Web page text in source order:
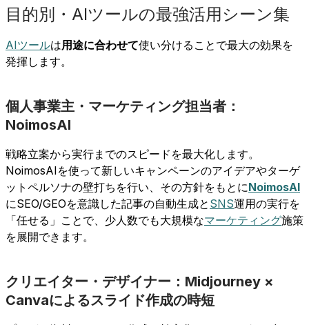
目的別・AIツールの最強活用シーン集
AIツールは用途に合わせて使い分けることで最大の効果を
発揮します。
個人事業主・マーケティング担当者：
NoimosAI
戦略立案から実行までのスピードを最大化します。
NoimosAIを使って新しいキャンペーンのアイデアやターゲ
ットペルソナの壁打ちを行い、その方針をもとにNoimosAI
にSEO/GEOを意識した記事の自動生成と SNS運用の実行を
「任せる」ことで、少人数でも大規模なマーケティング施策
を展開できます。
クリエイター・デザイナー：Midjourney ×
Canvaによるスライド作成の時短